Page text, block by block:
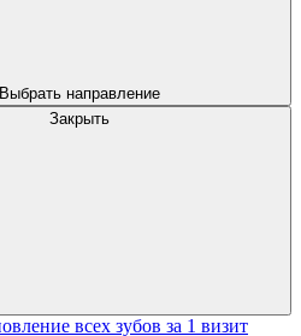
Выбрать направление
Закрыть